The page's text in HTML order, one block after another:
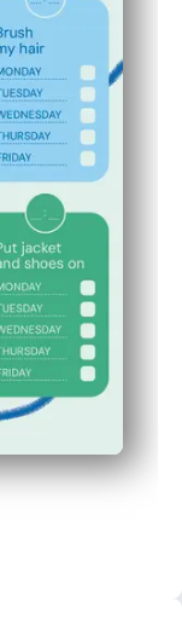
todos lleguen a